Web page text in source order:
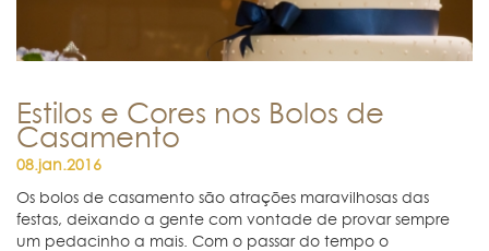
Estilos e Cores nos Bolos de
Casamento
08.jan.2016
Os bolos de casamento são atrações maravilhosas das
festas, deixando a gente com vontade de provar sempre
um pedacinho a mais. Com o passar do tempo o